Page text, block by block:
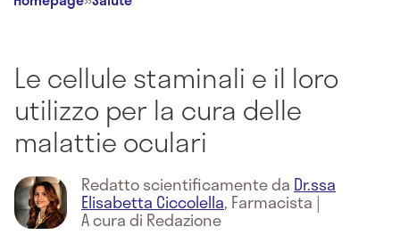
Le cellule staminali e il loro
utilizzo per la cura delle
malattie oculari
Redatto scientificamente da Dr.ssa
Elisabetta Ciccolella, Farmacista |
A cura di Redazione